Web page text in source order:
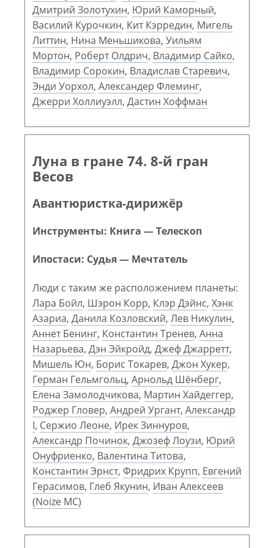
Дмитрий Золотухин, Юрий Каморный,
Василий Курочкин, Кит Кэрредин, Мигель
Литтин, Нина Меньшикова, Уильям
Мортон, Роберт Олдрич, Владимир Сайко,
Владимир Сорокин, Владислав Старевич,
Энди Уорхол, Александер Флеминг,
Джерри Холлиуэлл, Дастин Хоффман
Луна в гране 74. 8-й гран
Весов
Авантюристка-дирижёр
Инструменты: Книга — Телескоп
Ипостаси: Судья — Мечтатель
Люди с таким же расположением планеты:
Лара Бойл, Шэрон Корр, Клэр Дэйнс, Хэнк
Азариа, Данила Козловский, Лев Никулин,
Аннет Бенинг, Константин Тренев, Анна
Назарьева, Дэн Эйкройд, Джеф Джарретт,
Мишель Юн, Борис Токарев, Джон Хукер,
Герман Гельмгольц, Арнольд Шёнберг,
Елена Замолодчикова, Мартин Хайдеггер,
Роджер Гловер, Андрей Ургант, Александр
I, Сержио Леоне, Ирек Зиннуров,
Александр Починок, Джозеф Лоузи, Юрий
Онуфриенко, Валентина Титова,
Константин Эрнст, Фридрих Крупп, Евгений
Герасимов, Глеб Якунин, Иван Алексеев
(Noize MC)